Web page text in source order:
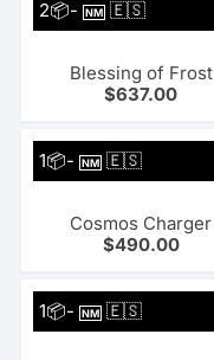
2📦-NM 🇪🇸
Blessing of Frost
$637.00
1📦-NM 🇪🇸
Cosmos Charger
$490.00
1📦-NM 🇪🇸